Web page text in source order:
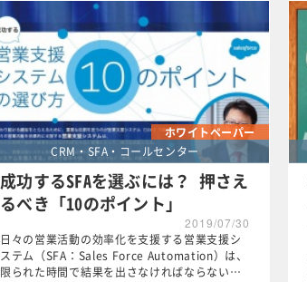
ホワイトペーパー
CRM・SFA・コールセンター
成功するSFAを選ぶには？ 押さえ
るべき「10のポイント」
2019/07/30
日々の営業活動の効率化を支援する営業支援シ
ステム（SFA：Sales Force Automation）は、
限られた時間で結果を出さなければならない…